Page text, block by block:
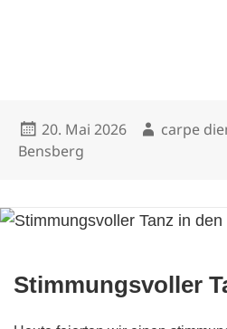
Veröffentlicht
20. Mai 2026 Autor
carpe
Bensberg
Stimmungsvoller